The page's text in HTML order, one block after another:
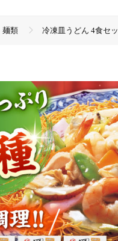
麺類 冷凍皿うどん 4食セ